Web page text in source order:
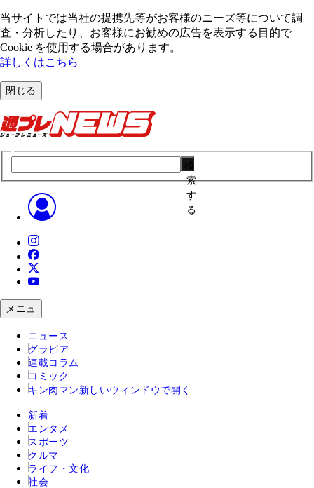
当サイトでは当社の提携先等がお客様のニーズ等について調
査・分析したり、お客様にお勧めの広告を表⽰する⽬的で
Cookie を使⽤する場合があります。
詳しくはこちら
閉じる
索
す
る
メニュ
ニュース
グラビア
連載コラム
コミック
キン肉マン 新しいウィンドウで開く
新着
エンタメ
スポーツ
クルマ
ライフ・文化
社会